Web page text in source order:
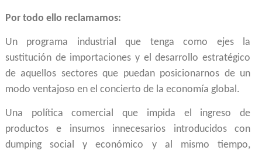
Por todo ello reclamamos:
Un programa industrial que tenga como ejes la
sustitución de importaciones y el desarrollo estratégico
de aquellos sectores que puedan posicionarnos de un
modo ventajoso en el concierto de la economía global.
Una política comercial que impida el ingreso de
productos e insumos innecesarios introducidos con
dumping social y económico y al mismo tiempo,